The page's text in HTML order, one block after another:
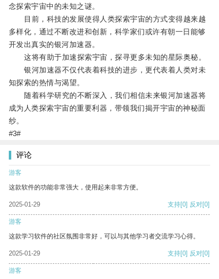
念探索宇宙中的未知之谜。
目前，科技的发展使得人类探索宇宙的方式变得越来越
多样化，通过不断改进和创新，科学家们或许有朝一日能够
开发出真实的银河加速器。
这将有助于加速探索宇宙，探寻更多未知的星际奥秘。
银河加速器不仅代表着科技的进步，更代表着人类对未
知探索的热情与渴望。
随着科学研究的不断深入，我们相信未来银河加速器将
成为人类探索宇宙的重要利器，带领我们揭开宇宙的神秘面
纱。
#3#
评论
游客
这款软件的功能非常强大，使用起来非常方便。
2025-01-29 支持[0] 反对[0]
游客
这款学习软件的社区氛围非常好，可以与其他学习者交流学习心得。
2025-01-29 支持[0] 反对[0]
游客